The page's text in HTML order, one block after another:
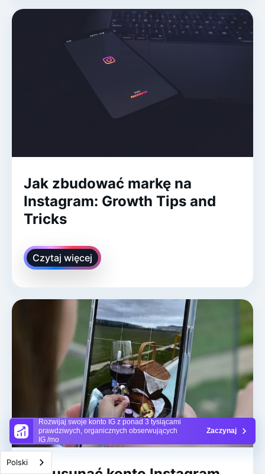
Rozwijaj swoje konto IG z ponad 3 tysiącami
prawdziwych, organicznych obserwujących
IG /mo
Zaczynaj
Jak zbudować markę na
Instagram: Growth Tips and
Tricks
Czytaj więcej
Polski